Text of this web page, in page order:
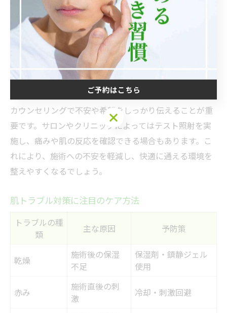
です。最近では、冷却機能付きの脱毛機器や、施術前後
のアイシング、ジェルの使用など、痛みを抑える工夫が
進化しています。特に医療脱毛クリニックでは、最新レ
ーザー機器の進歩により、従来よりも刺激を感じにくい
施術が可能となりました。
また、痛みに弱い方や初めて脱毛を受ける方には、事前
カウンセリングで不安や希望をしっかり伝えることが重
要です。サロンやクリニックによってはテスト照射を実
施し、痛みや肌の反応を確認できる場合もあります。こ
れにより、施術への不安を軽減し、快適に通える環境を
整えやすくなるでしょう。
肌トラブル対策に注目のケア方法
トラブルの種
類
主な原因 予防策
乾燥
施術後の保湿
不足
保湿剤・鎮静ジェル
使用
赤み
施術直後の刺
激
冷却・刺激回避
ご予約はこちら
ご予約はこちら